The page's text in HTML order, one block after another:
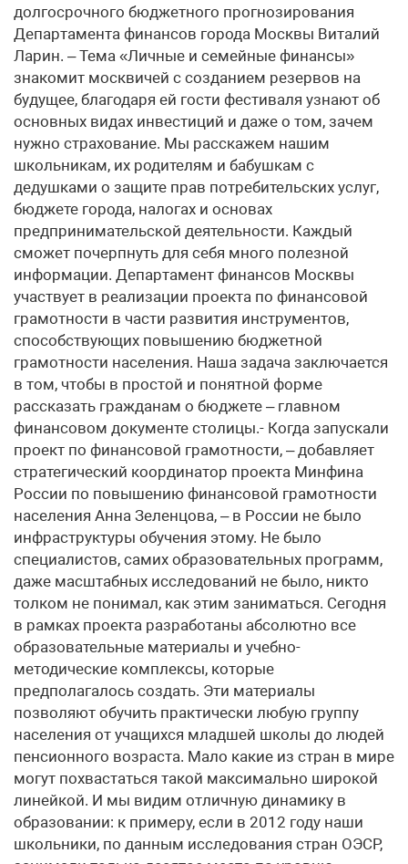
долгосрочного бюджетного прогнозирования
Департамента финансов города Москвы Виталий
Ларин. – Тема «Личные и семейные финансы»
знакомит москвичей с созданием резервов на
будущее, благодаря ей гости фестиваля узнают об
основных видах инвестиций и даже о том, зачем
нужно страхование. Мы расскажем нашим
школьникам, их родителям и бабушкам с
дедушками о защите прав потребительских услуг,
бюджете города, налогах и основах
предпринимательской деятельности. Каждый
сможет почерпнуть для себя много полезной
информации. Департамент финансов Москвы
участвует в реализации проекта по финансовой
грамотности в части развития инструментов,
способствующих повышению бюджетной
грамотности населения. Наша задача заключается
в том, чтобы в простой и понятной форме
рассказать гражданам о бюджете – главном
финансовом документе столицы.- Когда запускали
проект по финансовой грамотности, – добавляет
стратегический координатор проекта Минфина
России по повышению финансовой грамотности
населения Анна Зеленцова, – в России не было
инфраструктуры обучения этому. Не было
специалистов, самих образовательных программ,
даже масштабных исследований не было, никто
толком не понимал, как этим заниматься. Сегодня
в рамках проекта разработаны абсолютно все
образовательные материалы и учебно-
методические комплексы, которые
предполагалось создать. Эти материалы
позволяют обучить практически любую группу
населения от учащихся младшей школы до людей
пенсионного возраста. Мало какие из стран в мире
могут похвастаться такой максимально широкой
линейкой. И мы видим отличную динамику в
образовании: к примеру, если в 2012 году наши
школьники, по данным исследования стран ОЭСР,